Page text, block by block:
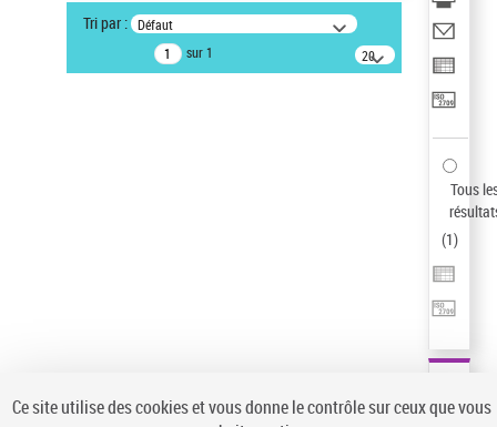
Type de notice d'autorité
Titre uniforme musical
Auteur d’œuvre
Tri par : Défaut
sur 1
20
résultats/page
Tous
(1)
Ce site utilise des cookies et vous donne le contrôle sur ceux que vous